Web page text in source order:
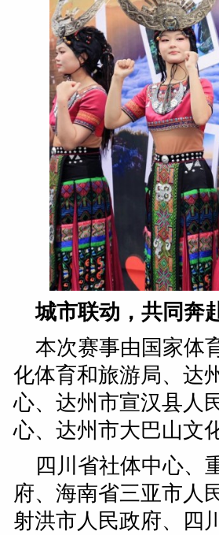
城市联动，共同奔
本次赛事由国家体
化体育和旅游局、达
心、达州市宣汉县人
心、达州市大巴山文
四川省社体中心、
府、海南省三亚市人
射洪市人民政府、四